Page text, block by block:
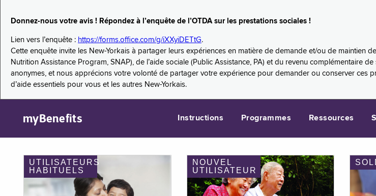
Donnez-nous votre avis ! Répondez à l’enquête de l’OTDA sur les prestations sociales !
Lien vers l’enquête : https://forms.office.com/g/iXXyiDETtG.
Cette enquête invite les New-Yorkais à partager leurs expériences en matière de demande et/ou de maintien
Nutrition Assistance Program, SNAP), de l’aide sociale (Public Assistance, PA) et du revenu complémentaire
anonymes, et nous apprécions votre volonté de partager votre expérience pour demander ou conserver ces
d’aide essentiels pour vous et les autres New-Yorkais.
myBenefits Instructions Programmes Ressources
UTILISATEURS
HABITUELS
NOUVEL
UTILISATEUR